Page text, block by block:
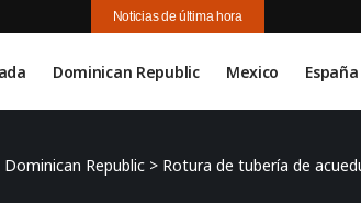
Noticias de última hora
Dominican Republic Mexico España
Dominican Republic > Rotura de tubería de